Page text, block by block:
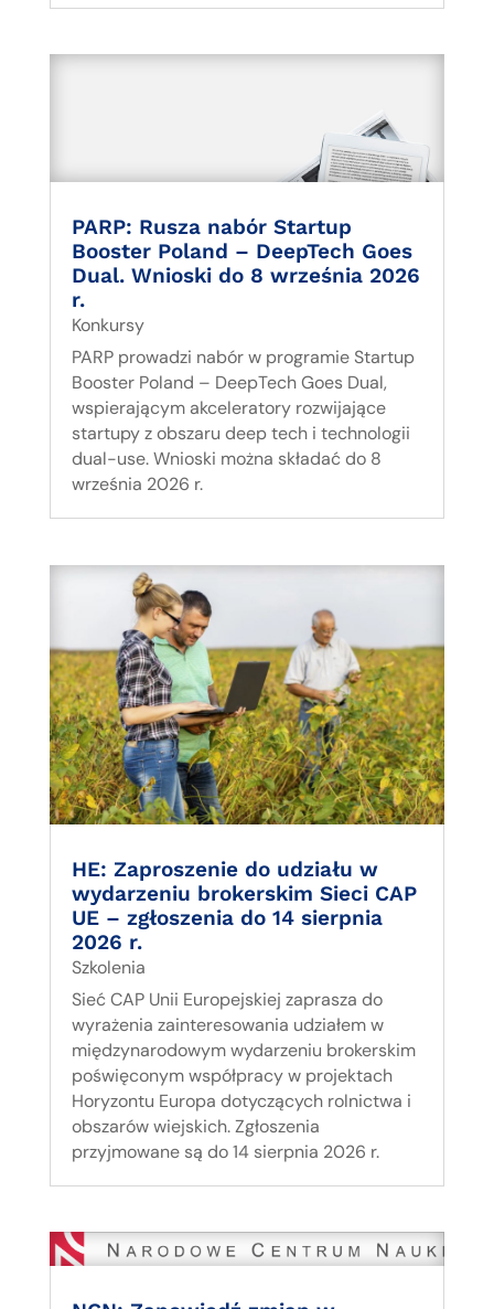
PARP: Rusza nabór Startup
Booster Poland – DeepTech Goes
Dual. Wnioski do 8 września 2026
r.
Konkursy
PARP prowadzi nabór w programie Startup
Booster Poland – DeepTech Goes Dual,
wspierającym akceleratory rozwijające
startupy z obszaru deep tech i technologii
dual-use. Wnioski można składać do 8
września 2026 r.
HE: Zaproszenie do udziału w
wydarzeniu brokerskim Sieci CAP
UE – zgłoszenia do 14 sierpnia
2026 r.
Szkolenia
Sieć CAP Unii Europejskiej zaprasza do
wyrażenia zainteresowania udziałem w
międzynarodowym wydarzeniu brokerskim
poświęconym współpracy w projektach
Horyzontu Europa dotyczących rolnictwa i
obszarów wiejskich. Zgłoszenia
przyjmowane są do 14 sierpnia 2026 r.